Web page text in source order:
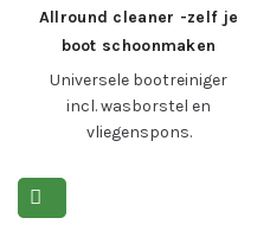
Allround cleaner -zelf je
boot schoonmaken
Universele bootreiniger
incl. wasborstel en
vliegenspons.